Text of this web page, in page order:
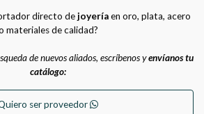
directo dejoyeríaen oro, plata, acero
materiales de calidad?
de nuevos aliados, escríbenos yenvíanos tu
catálogo:
ser proveedor